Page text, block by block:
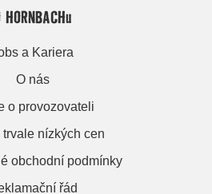
HORNBACHu
a Kariera
O nás
o provozovateli
trvale nízkých cen
obchodní podmínky
řád